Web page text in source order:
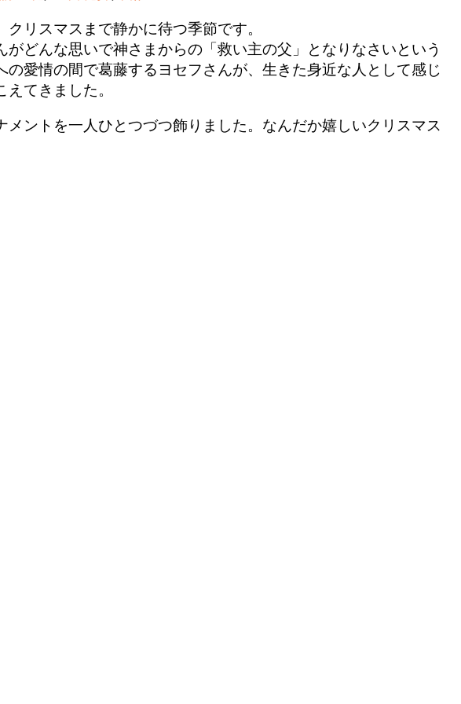
リスマスまで静かに待つ季節です。
どんな思いで神さまからの「救い主の父」となりなさいという
愛情の間で葛藤するヨセフさんが、生きた身近な人として感じ
てきました。
ントを一人ひとつづつ飾りました。なんだか嬉しいクリスマス